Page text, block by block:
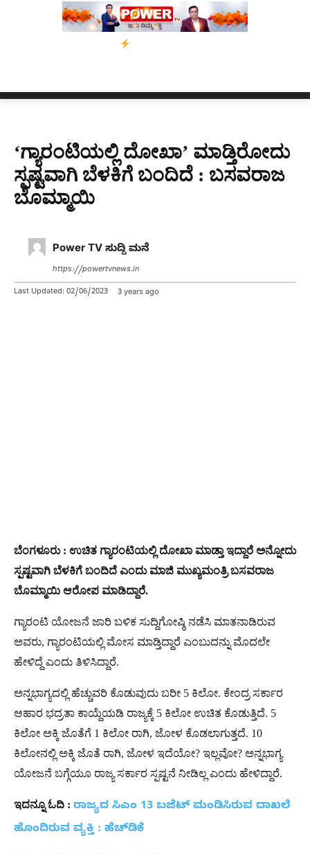
ನ್ಯೂಸ್ ಕಾರ್ಪ್‌ಗೆ ಎಐಯಿಂದ ಸಂಕಷ್ಟ: ಆಸ್ಟ್ರೇಲಿಯಾದಲ್ಲಿ
‘ಗ್ಯಾರಂಟಿಯಲ್ಲಿ ದೋಖಾ’ ಮಾಡ್ತಿರೋದು
ಸ್ಪಷ್ಟವಾಗಿ ಬೆಳಕಿಗೆ ಬಂದಿದೆ : ಬಸವರಾಜ
ಬೊಮ್ಮಾಯಿ
Power TV ಸುದ್ದಿ ಮನೆ
https://powertvnews.in
Last Updated: 02/06/2023 3 years ago
ಬೆಂಗಳೂರು : ಉಚಿತ ಗ್ಯಾರಂಟಿಯಲ್ಲಿ ದೋಖಾ ಮಾಡ್ತಾ ಇದ್ದಾರೆ ಅನ್ನೋದು
ಸ್ಪಷ್ಟವಾಗಿ ಬೆಳಕಿಗೆ ಬಂದಿದೆ ಎಂದು ಮಾಜಿ ಮುಖ್ಯಮಂತ್ರಿ ಬಸವರಾಜ
ಬೊಮ್ಮಾಯಿ ಆರೋಪ ಮಾಡಿದ್ದಾರೆ.
ಗ್ಯಾರಂಟಿ ಯೋಜನೆ ಜಾರಿ ಬಳಿಕ ಸುದ್ದಿಗೋಷ್ಠಿ ನಡೆಸಿ ಮಾತನಾಡಿರುವ
ಅವರು, ಗ್ಯಾರಂಟಿಯಲ್ಲಿ ಮೋಸ ಮಾಡ್ತಿದ್ದಾರೆ ಎಂಬುದನ್ನು ಮೊದಲೇ
ಹೇಳಿದ್ದೆ ಎಂದು ತಿಳಿಸಿದ್ದಾರೆ.
ಅನ್ನಭಾಗ್ಯದಲ್ಲಿ ಹೆಚ್ಚುವರಿ ಕೊಡುವುದು ಬರೀ 5 ಕಿಲೋ. ಕೇಂದ್ರ ಸರ್ಕಾರ
ಆಹಾರ ಭದ್ರತಾ ಕಾಯ್ದೆಯಡಿ ರಾಜ್ಯಕ್ಕೆ 5 ಕಿಲೋ ಉಚಿತ ಕೊಡುತ್ತಿದೆ. 5
ಕಿಲೋ ಅಕ್ಕಿ ಜೊತೆಗೆ 1 ಕಿಲೋ ರಾಗಿ, ಜೋಳ ಕೊಡಲಾಗುತ್ತದೆ. 10
ಕಿಲೋನಲ್ಲಿ ಅಕ್ಕಿ ಜೊತೆ ರಾಗಿ, ಜೋಳ ಇದೆಯೋ? ಇಲ್ಲವೋ? ಅನ್ನಭಾಗ್ಯ
ಯೋಜನೆ ಬಗ್ಗೆಯೂ ರಾಜ್ಯ ಸರ್ಕಾರ ಸ್ಪಷ್ಟನೆ ನೀಡಿಲ್ಲ ಎಂದು ಹೇಳಿದ್ದಾರೆ.
ಇದನ್ನೂ ಓದಿ : ರಾಜ್ಯದ ಸಿಎಂ 13 ಬಜೆಟ್ ಮಂಡಿಸಿರುವ ದಾಖಲೆ
ಹೊಂದಿರುವ ವ್ಯಕ್ತಿ : ಹೆಚ್​ಡಿಕೆ